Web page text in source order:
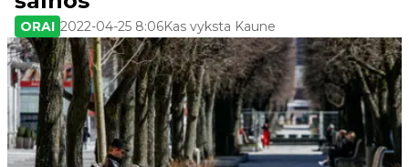
ORAI 2022-04-25 8:06Kas vyksta Kaune